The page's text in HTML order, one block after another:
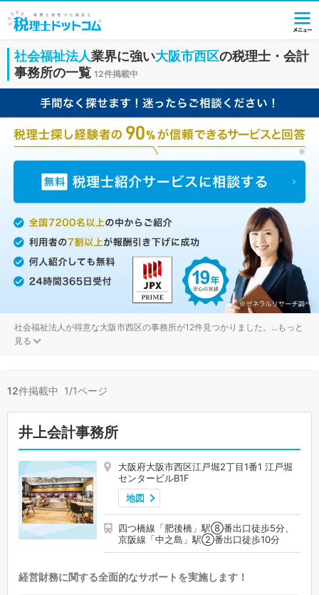
社会福祉法人業界に強い大阪市西区の税理士・会計
事務所の一覧 12件掲載中
社会福祉法人が得意な大阪市西区の事務所が12件見つかりました。 ...もっと
見る
12件掲載中 1/1ページ
井上会計事務所
大阪府大阪市西区江戸堀2丁目1番1 江戸堀
センタービルB1F
地図
四つ橋線「肥後橋」駅⑧番出口徒歩5分、
京阪線「中之島」駅②番出口徒歩10分
経営財務に関する全面的なサポートを実施します！